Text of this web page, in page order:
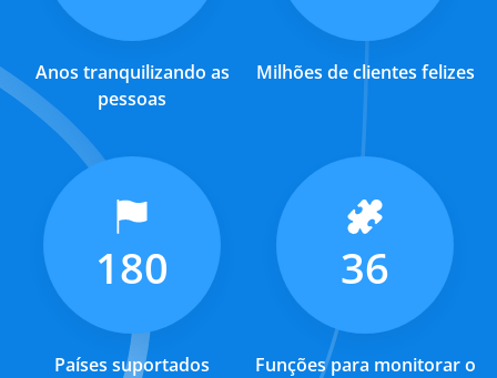
Anos tranquilizando as
pessoas
Milhões de clientes felizes
180
Países suportados
36
Funções para monitorar o